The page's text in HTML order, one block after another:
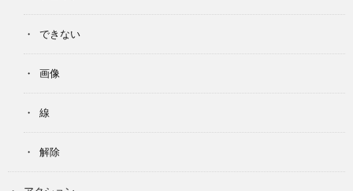
できない
画像
線
解除